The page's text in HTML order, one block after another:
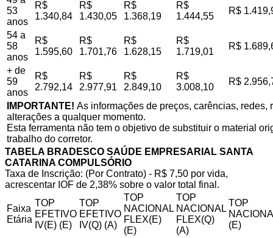
53
anos
R$
1.340,84
R$
1.430,05
R$
1.368,19
R$
1.444,55
R$
54 a
58
anos
R$
1.595,60
R$
1.701,76
R$
1.628,15
R$
1.719,01
R$
+ de
59
anos
R$
2.792,14
R$
2.977,91
R$
2.849,10
R$
3.008,10
R$
IMPORTANTE! As informações de preços, carências,
alterações a qualquer momento.
Esta ferramenta não tem o objetivo de substituir o material
trabalho do corretor.
TABELA BRADESCO SAÚDE EMPRESARIAL SANTA
CATARINA COMPULSÓRIO
Taxa de Inscrição: (Por Contrato) - R$ 7,50 por vida,
acrescentar IOF de 2,38% sobre o valor total final.
Faixa
Etária
TOP
EFETIVO
IV(E) (E)
TOP
EFETIVO
IV(Q) (A)
TOP
NACIONAL
FLEX(E)
(E)
TOP
NACIONAL
FLEX(Q)
(A)
TOP
(E)